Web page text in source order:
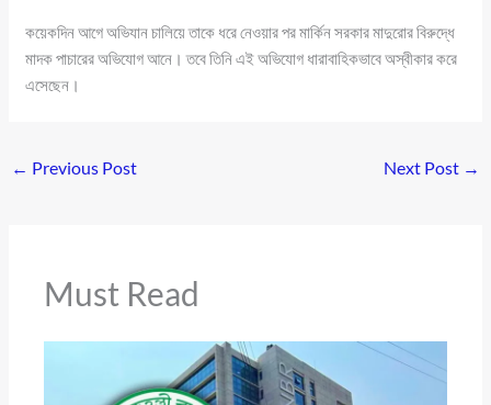
কয়েকদিন আগে অভিযান চালিয়ে তাকে ধরে নেওয়ার পর মার্কিন সরকার মাদুরোর বিরুদ্ধে
মাদক পাচারের অভিযোগ আনে। তবে তিনি এই অভিযোগ ধারাবাহিকভাবে অস্বীকার করে
এসেছেন।
← Previous Post Next Post →
Must Read